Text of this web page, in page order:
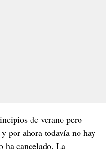
de verano pero
por ahora todavía no hay
ha cancelado. La